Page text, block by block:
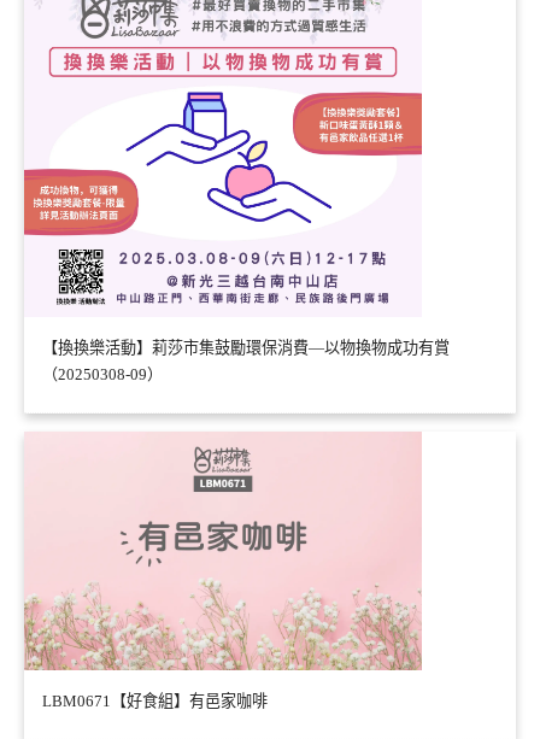
【換換樂活動】莉莎市集鼓勵環保消費—以物換物成功有賞
（20250308-09）
LBM0671【好食組】有邑家咖啡